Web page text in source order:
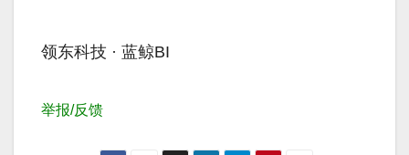
领东科技 · 蓝鲸BI
举报/反馈